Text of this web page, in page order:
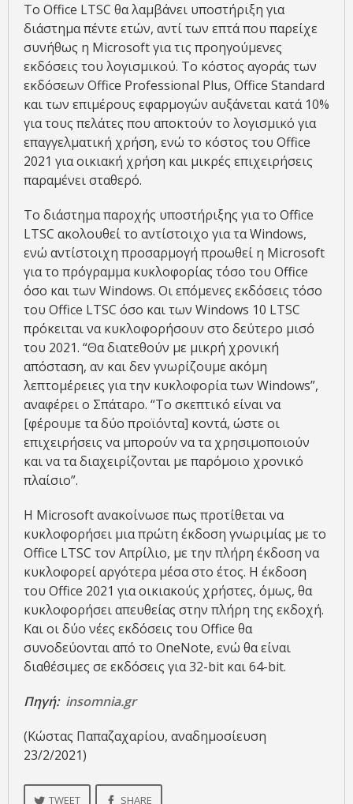
Το Office LTSC θα λαμβάνει υποστήριξη για
διάστημα πέντε ετών, αντί των επτά που παρείχε
συνήθως η Microsoft για τις προηγούμενες
εκδόσεις του λογισμικού. Το κόστος αγοράς των
εκδόσεων Office Professional Plus, Office Standard
και των επιμέρους εφαρμογών αυξάνεται κατά 10%
για τους πελάτες που αποκτούν το λογισμικό για
επαγγελματική χρήση, ενώ το κόστος του Office
2021 για οικιακή χρήση και μικρές επιχειρήσεις
παραμένει σταθερό.
Το διάστημα παροχής υποστήριξης για το Office
LTSC ακολουθεί το αντίστοιχο για τα Windows,
ενώ αντίστοιχη προσαρμογή προωθεί η Microsoft
για το πρόγραμμα κυκλοφορίας τόσο του Office
όσο και των Windows. Οι επόμενες εκδόσεις τόσο
του Office LTSC όσο και των Windows 10 LTSC
πρόκειται να κυκλοφορήσουν στο δεύτερο μισό
του 2021. “Θα διατεθούν με μικρή χρονική
απόσταση, αν και δεν γνωρίζουμε ακόμη
λεπτομέρειες για την κυκλοφορία των Windows”,
αναφέρει ο Σπάταρο. “Το σκεπτικό είναι να
[φέρουμε τα δύο προϊόντα] κοντά, ώστε οι
επιχειρήσεις να μπορούν να τα χρησιμοποιούν
και να τα διαχειρίζονται με παρόμοιο χρονικό
πλαίσιο”.
Η Microsoft ανακοίνωσε πως προτίθεται να
κυκλοφορήσει μια πρώτη έκδοση γνωριμίας με το
Office LTSC τον Απρίλιο, με την πλήρη έκδοση να
κυκλοφορεί αργότερα μέσα στο έτος. Η έκδοση
του Office 2021 για οικιακούς χρήστες, όμως, θα
κυκλοφορήσει απευθείας στην πλήρη της εκδοχή.
Και οι δύο νέες εκδόσεις του Office θα
συνοδεύονται από το OneNote, ενώ θα είναι
διαθέσιμες σε εκδόσεις για 32-bit και 64-bit.
Πηγή: insomnia.gr
(Κώστας Παπαζαχαρίου, αναδημοσίευση
23/2/2021)
TWEET SHARE